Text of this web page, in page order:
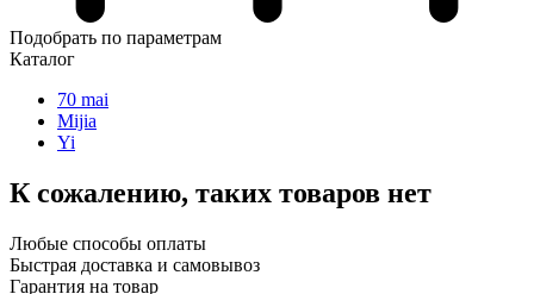
Подобрать по параметрам
Каталог
70 mai
Mijia
Yi
К сожалению, таких товаров нет
Любые способы оплаты
Быстрая доставка и самовывоз
Гарантия на товар